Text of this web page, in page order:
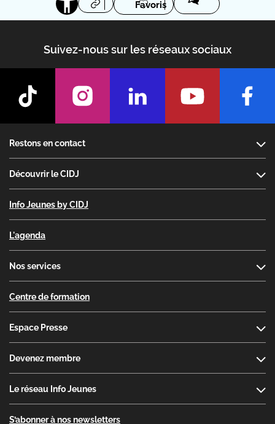
Favoris
Suivez-nous sur les réseaux sociaux
Restons en contact
Découvrir le CIDJ
Info Jeunes by CIDJ
L'agenda
Nos services
Centre de formation
Espace Presse
Devenez membre
Le réseau Info Jeunes
S’abonner à nos newsletters